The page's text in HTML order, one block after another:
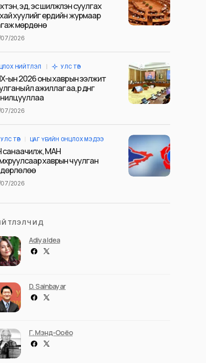
эд, эс шилжүүлэн суулгах
хуулийг ердийн журмаар
мөрдөнө
2026
НИЙТЛЭЛ УЛС ТӨР
ын 2026 оны хаврын ээлжит
үйл ажиллагаа, үр дүнг
2026
УЛС ТӨР ЦАГ ҮЕИЙН ОНЦЛОХ МЭДЭЭ
санаачилж, МАН
хаврын чуулган
2026
Adiya Idea
D. Sainbayar
Г. Мэнд-Ооёо